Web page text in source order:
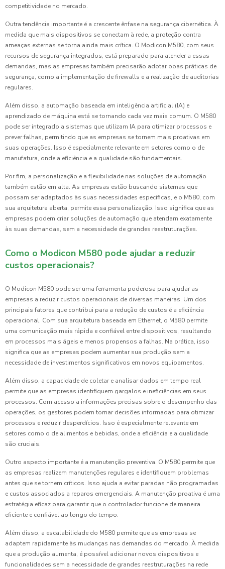
competitividade no mercado.
Outra tendência importante é a crescente ênfase na segurança cibernética. À
medida que mais dispositivos se conectam à rede, a proteção contra
ameaças externas se torna ainda mais crítica. O Modicon M580, com seus
recursos de segurança integrados, está preparado para atender a essas
demandas, mas as empresas também precisarão adotar boas práticas de
segurança, como a implementação de firewalls e a realização de auditorias
regulares.
Além disso, a automação baseada em inteligência artificial (IA) e
aprendizado de máquina está se tornando cada vez mais comum. O M580
pode ser integrado a sistemas que utilizam IA para otimizar processos e
prever falhas, permitindo que as empresas se tornem mais proativas em
suas operações. Isso é especialmente relevante em setores como o de
manufatura, onde a eficiência e a qualidade são fundamentais.
Por fim, a personalização e a flexibilidade nas soluções de automação
também estão em alta. As empresas estão buscando sistemas que
possam ser adaptados às suas necessidades específicas, e o M580, com
sua arquitetura aberta, permite essa personalização. Isso significa que as
empresas podem criar soluções de automação que atendam exatamente
às suas demandas, sem a necessidade de grandes reestruturações.
Como o Modicon M580 pode ajudar a reduzir
custos operacionais?
O Modicon M580 pode ser uma ferramenta poderosa para ajudar as
empresas a reduzir custos operacionais de diversas maneiras. Um dos
principais fatores que contribui para a redução de custos é a eficiência
operacional. Com sua arquitetura baseada em Ethernet, o M580 permite
uma comunicação mais rápida e confiável entre dispositivos, resultando
em processos mais ágeis e menos propensos a falhas. Na prática, isso
significa que as empresas podem aumentar sua produção sem a
necessidade de investimentos significativos em novos equipamentos.
Além disso, a capacidade de coletar e analisar dados em tempo real
permite que as empresas identifiquem gargalos e ineficiências em seus
processos. Com acesso a informações precisas sobre o desempenho das
operações, os gestores podem tomar decisões informadas para otimizar
processos e reduzir desperdícios. Isso é especialmente relevante em
setores como o de alimentos e bebidas, onde a eficiência e a qualidade
são cruciais.
Outro aspecto importante é a manutenção preventiva. O M580 permite que
as empresas realizem manutenções regulares e identifiquem problemas
antes que se tornem críticos. Isso ajuda a evitar paradas não programadas
e custos associados a reparos emergenciais. A manutenção proativa é uma
estratégia eficaz para garantir que o controlador funcione de maneira
eficiente e confiável ao longo do tempo.
Além disso, a escalabilidade do M580 permite que as empresas se
adaptem rapidamente às mudanças nas demandas do mercado. À medida
que a produção aumenta, é possível adicionar novos dispositivos e
funcionalidades sem a necessidade de grandes reestruturações na rede